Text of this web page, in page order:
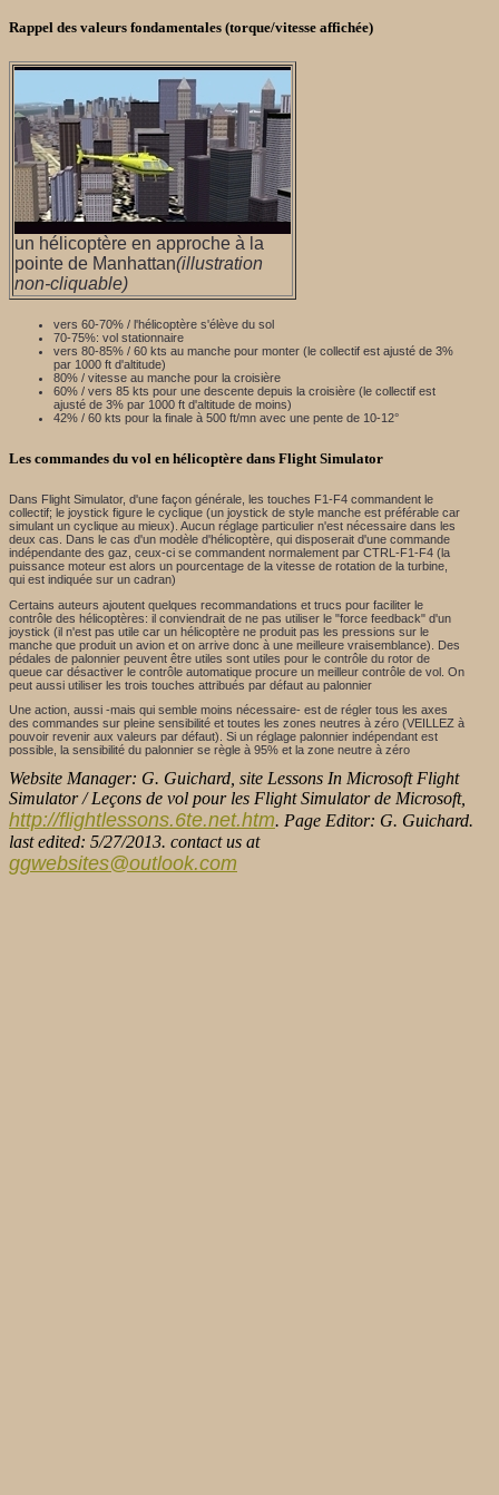
Rappel des valeurs fondamentales (torque/vitesse affichée)
un hélicoptère en approche à la
pointe de Manhattan(illustration
non-cliquable)
vers 60-70% / l'hélicoptère s'élève du sol
70-75%: vol stationnaire
vers 80-85% / 60 kts au manche pour monter (le collectif est ajusté de 3%
par 1000 ft d'altitude)
80% / vitesse au manche pour la croisière
60% / vers 85 kts pour une descente depuis la croisière (le collectif est
ajusté de 3% par 1000 ft d'altitude de moins)
42% / 60 kts pour la finale à 500 ft/mn avec une pente de 10-12°
Les commandes du vol en hélicoptère dans Flight Simulator
Dans Flight Simulator, d'une façon générale, les touches F1-F4 commandent le
collectif; le joystick figure le cyclique (un joystick de style manche est préférable car
simulant un cyclique au mieux). Aucun réglage particulier n'est nécessaire dans les
deux cas. Dans le cas d'un modèle d'hélicoptère, qui disposerait d'une commande
indépendante des gaz, ceux-ci se commandent normalement par CTRL-F1-F4 (la
puissance moteur est alors un pourcentage de la vitesse de rotation de la turbine,
qui est indiquée sur un cadran)
Certains auteurs ajoutent quelques recommandations et trucs pour faciliter le
contrôle des hélicoptères: il conviendrait de ne pas utiliser le "force feedback" d'un
joystick (il n'est pas utile car un hélicoptère ne produit pas les pressions sur le
manche que produit un avion et on arrive donc à une meilleure vraisemblance). Des
pédales de palonnier peuvent être utiles sont utiles pour le contrôle du rotor de
queue car désactiver le contrôle automatique procure un meilleur contrôle de vol. On
peut aussi utiliser les trois touches attribués par défaut au palonnier
Une action, aussi -mais qui semble moins nécessaire- est de régler tous les axes
des commandes sur pleine sensibilité et toutes les zones neutres à zéro (VEILLEZ à
pouvoir revenir aux valeurs par défaut). Si un réglage palonnier indépendant est
possible, la sensibilité du palonnier se règle à 95% et la zone neutre à zéro
Website Manager: G. Guichard, site Lessons In Microsoft Flight
Simulator / Leçons de vol pour les Flight Simulator de Microsoft,
http://flightlessons.6te.net.htm. Page Editor: G. Guichard.
last edited: 5/27/2013. contact us at
ggwebsites@outlook.com